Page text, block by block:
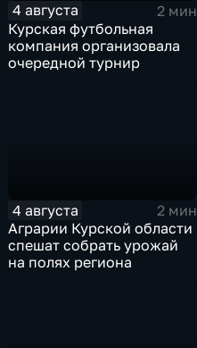
4 августа
2 мин
Курская футбольная
компания организовала
очередной турнир
4 августа
2 мин
Аграрии Курской области
спешат собрать урожай
на полях региона